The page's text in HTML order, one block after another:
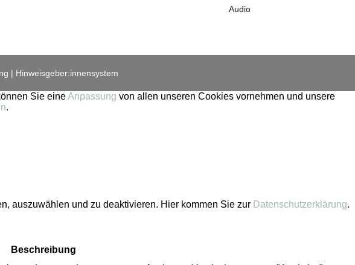
Audio
Hinweisgeber:innensystem
Sie eineAnpassung von allen unseren Cookies vornehmen und unsere
.
auszuwählen und zu deaktivieren. Hier kommen Sie zur Datenschutzerklärung.
Beschreibung